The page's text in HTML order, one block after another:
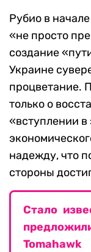
Рубио в
«не просто
создание
Украине
процветание.
только о
«вступлении
надежду, что
стороны
Стало
Tomahawk